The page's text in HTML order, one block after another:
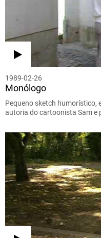
1989-02-26
Monólogo
Pequeno sketch humorístico,
autoria do cartoonista Sam e